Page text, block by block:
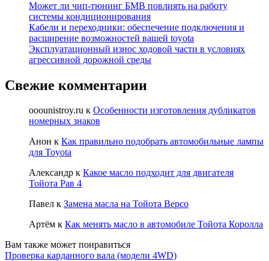
Может ли чип-тюнинг БМВ повлиять на работу
системы кондиционирования
Кабели и переходники: обеспечение подключения и
расширение возможностей вашей toyota
Эксплуатационный износ ходовой части в условиях
агрессивной дорожной среды
Свежие комментарии
ooounistroy.ru к Особенности изготовления дубликатов
номерных знаков
Анон к Как правильно подобрать автомобильные лампы
для Toyota
Александр к Какое масло подходит для двигателя
Тойота Рав 4
Павел к Замена масла на Тойота Версо
Артём к Как менять масло в автомобиле Тойота Королла
Вам также может понравиться
Проверка карданного вала (модели 4WD)